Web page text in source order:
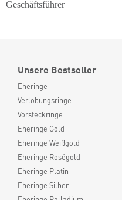
Geschäftsführer
Unsere Bestseller
Eheringe
Verlobungsringe
Vorsteckringe
Eheringe Gold
Eheringe Weißgold
Eheringe Roségold
Eheringe Platin
Eheringe Silber